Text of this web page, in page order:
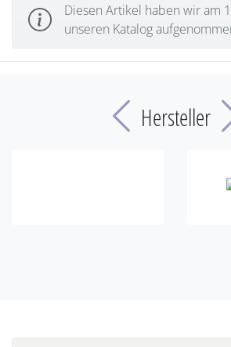
Diesen Artikel haben wir am
unseren Katalog
Previous
Hersteller